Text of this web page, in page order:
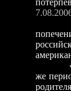
«За
же